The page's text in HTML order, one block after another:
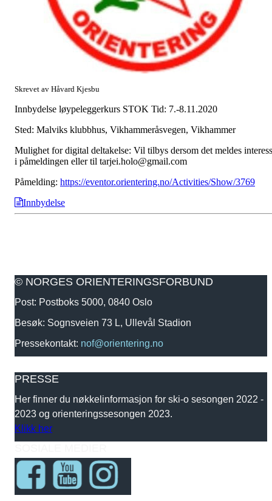
Skrevet av Håvard Kjesbu
Innbydelse løypeleggerkurs STOK Tid: 7.-8.11.2020
Sted: Malviks klubbhus, Vikhammeråsvegen, Vikhammer
Mulighet for digital deltakelse: Vil tilbys dersom det meldes
i påmeldingen eller til tarjei.holo@gmail.com
Påmelding: https://eventor.orientering.no/Activities/Show/3769
Innbydelse
© NORGES ORIENTERINGSFORBUND
Post: Postboks 5000, 0840 Oslo
Besøk: Sognsveien 73 L, Ullevål Stadion
Pressekontakt: nof@orientering.no
PRESSE
Her finner du nøkkelinformasjon for ski-o sesongen 2022 -
2023 og orienteringssesongen 2023.
Klikk her